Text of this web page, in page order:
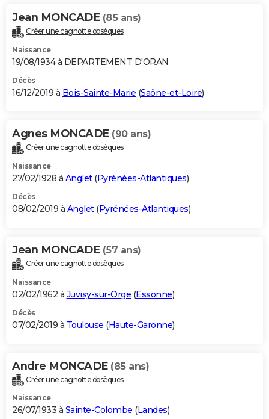
Jean MONCADE (85 ans)
Créer une cagnotte obsèques
Naissance
19/08/1934 à DEPARTEMENT D'ORAN
Décès
16/12/2019 à Bois-Sainte-Marie (Saône-et-Loire)
Agnes MONCADE (90 ans)
Créer une cagnotte obsèques
Naissance
27/02/1928 à Anglet(Pyrénées-Atlantiques)
Décès
08/02/2019 à Anglet(Pyrénées-Atlantiques)
Jean MONCADE (57 ans)
Créer une cagnotte obsèques
Naissance
02/02/1962 à Juvisy-sur-Orge (Essonne)
Décès
07/02/2019 à Toulouse (Haute-Garonne)
Andre MONCADE (85 ans)
Créer une cagnotte obsèques
Naissance
26/07/1933 à Sainte-Colombe (Landes)